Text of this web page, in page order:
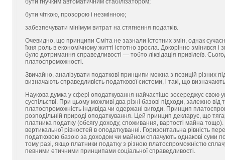
бути гнучким автоматичним стабілізатором;
бути чіткою, прозорою і незмінною;
забезпечувати мінімум витрат на стягнення податків.
Очевидно, що принципи Сміта не зазнали істотних змін, однак
їхня роль в економічному житті істотно зросла. Докорінно
було дотримання справедливості — тобто ліквідація привілеїв.
платоспроможності.
Звичайно, аналізувати податкові принципи можна з позицій різних
визначають справедливість податкової системи, і такі, що визначають
Наукова думка у сфері оподаткування найчастіше зосереджує свою
суспільстві. При цьому можливі два різні базові підходи, залежно
платоспроможність індивіда чи одержані вигоди. Принцип
розподільній природі оподаткування. Цей принцип декларує, що
платника податку (обсягу доходу, спожи­вання, вартості майна
вертикальної рівностей в оподаткуванні. Горизонтальна рівність
податковою базою за доходом чи майном сплачують однакові суми
тому разі, якщо платники податку з різною платоспроможністю
певними етичними принципами соціальної справедливості.